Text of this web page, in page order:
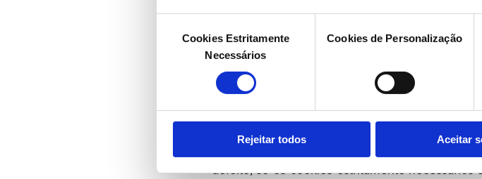
consentimento
Cookies Estritamente
Necessários
Cookies de Personalização
Rejeitar todos Aceitar
Dada a complexidade envolvida na gestão de
PSD caso pretenda receber informações
Website.
Este Website utiliza Cookies.
Utilizamos cookies para melhorar o acesso,
adaptar o Website e os conteúdos às suas
defeito, só os cookies estritamente